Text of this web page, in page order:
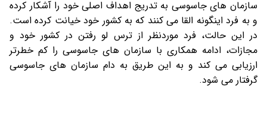
سازمان های جاسوسی به تدریج اهداف اصلی خود را آشکار کرده
و به فرد اینگونه القا می کنند که به کشور خود خیانت کرده است.
در این حالت، فرد موردنظر از ترس لو رفتن در کشور خود و
مجازات، ادامه همکاری با سازمان های جاسوسی را کم خطرتر
ارزیابی می کند و به این طریق به دام سازمان های جاسوسی
گرفتار می شود.